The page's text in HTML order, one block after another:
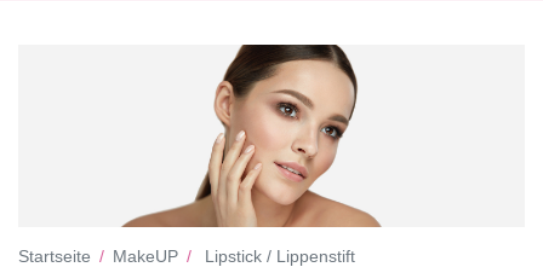
Startseite MakeUP
Lipstick / Lippenstift